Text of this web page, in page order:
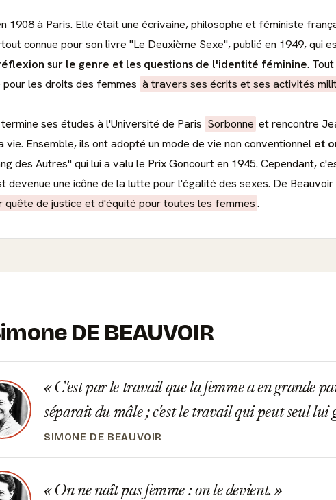
1908 à Paris. Elle était une écrivaine, philosophe et féministe
connue pour son livre "Le Deuxième Sexe", publié en 1949,
sur le genre et les questions de l'identité féminine.
les droits des femmes à travers ses écrits et ses activités
ses études à l'Université de Paris Sorbonne et rencontre
vie. Ensemble, ils ont adopté un mode de vie non conventionnel et
des Autres" qui lui a valu le Prix Goncourt en 1945. Cependant,
devenue une icône de la lutte pour l'égalité des sexes. De
quête de justice et d'équité pour toutes les femmes.
DE BEAUVOIR
C'est par le travail que la femme a en grande
séparait du mâle ; c'est le travail qui peut seul
SIMONE DE BEAUVOIR
On ne naît pas femme : on le devient.